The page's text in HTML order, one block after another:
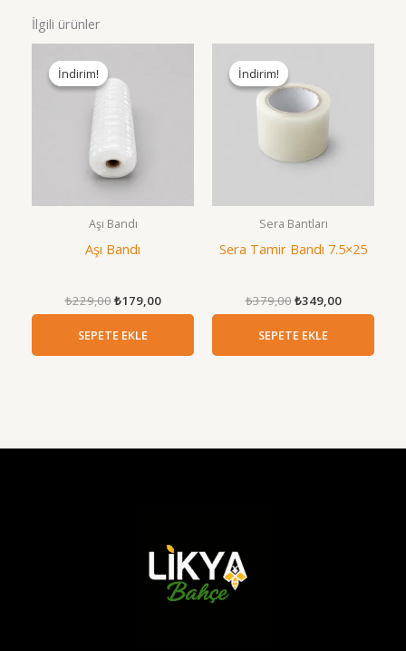
İlgili ürünler
İndirim!
İndirim!
Aşı Bandı
Aşı Bandı
₺229,00Orijinal
fiyat:
₺229,00.
₺179,00Şu
andaki
SEPETE EKLE
İndirim!
İndirim!
Sera Bantları
Sera Tamir Bandı 7.5×25
₺379,00Orijinal
fiyat:
₺379,00.
₺349,00Şu
andaki
SEPETE EKLE